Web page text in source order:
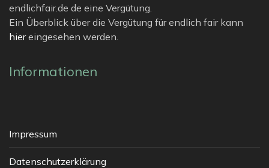
endlichfair.de de eine Vergütung.
Ein Überblick über die Vergütung für endlich fair kann
hiereingesehen werden.
Informationen
Impressum
Datenschutzerklärung